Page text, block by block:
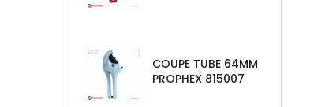
COUPE TUBE 64MM
PROPHEX 815007